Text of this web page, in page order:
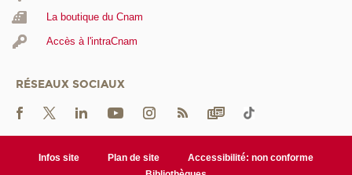
La boutique du Cnam
Accès à l'intraCnam
RÉSEAUX SOCIAUX
Infos site Plan de site
Accessibilité: non conforme